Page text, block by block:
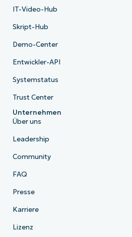
IT-Video-Hub
Skript-Hub
Demo-Center
Entwickler-API
Systemstatus
Trust Center
Unternehmen
Über uns
Leadership
Community
FAQ
Presse
Karriere
Lizenz